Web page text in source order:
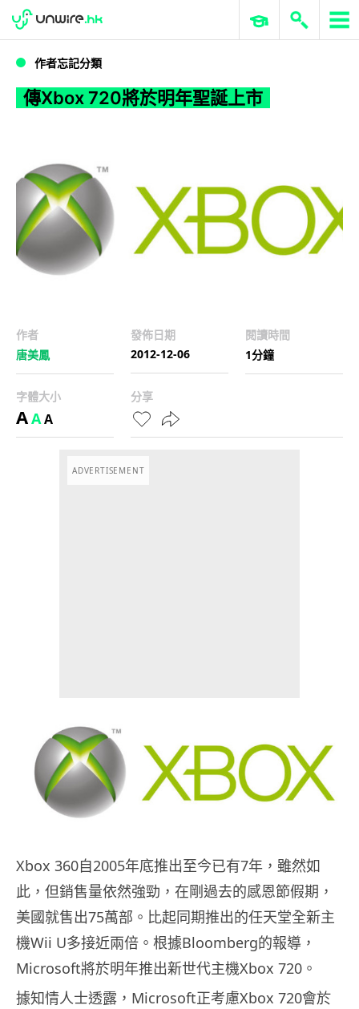
傳Xbox 720將於明年聖誕上市
WWDC 2026 ERP 與商業 AI
作者忘記分類
傳Xbox 720將於明年聖誕上市
作者
唐美鳳
發佈日期
2012-12-06
閱讀時間
1分鐘
字體大小
AAA
分享
ADVERTISEMENT
Xbox 360自2005年底推出至今已有7年，雖然如
此，但銷售量依然強勁，在剛過去的感恩節假期，
美國就售出75萬部。比起同期推出的任天堂全新主
機Wii U多接近兩倍。根據Bloomberg的報導，
Microsoft將於明年推出新世代主機Xbox 720。
據知情人士透露，Microsoft正考慮Xbox 720會於